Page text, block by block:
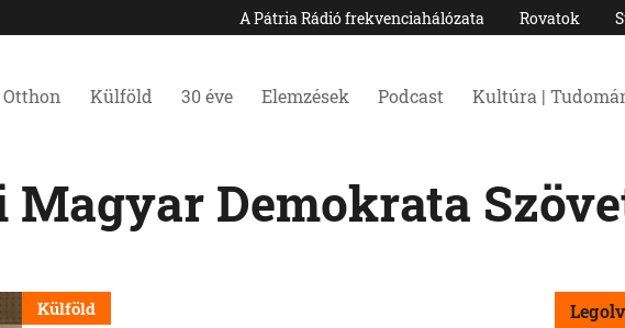
A Pátria Rádió frekvenciahálózata Rovatok
Otthon Külföld 30 éve Elemzések Podcast Kultúra |
Magyar Demokrata
Külföld